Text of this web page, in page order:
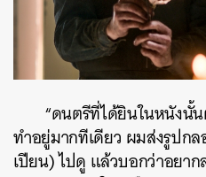
“ดนตรีที่ได้ยินในหนังนั้
ทำอยู่มากทีเดียว ผมส่งรูปก
เปียน) ไปดู แล้วบอกว่าอยา